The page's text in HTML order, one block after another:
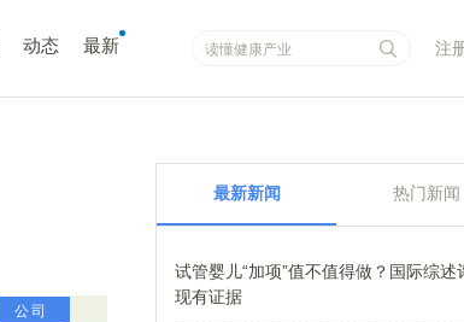
动态 最新 注
公司
最新新闻 热门新闻
试管婴儿“加项”值不值得做？国际综述
现有证据